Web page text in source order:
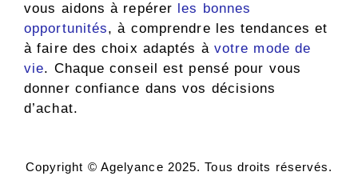
vous aidons à repérer
les bonnes
opportunités, à comprendre les tendances et
à faire des choix adaptés à votre mode de
vie. Chaque conseil est pensé pour vous
donner confiance dans vos décisions
d’achat.
Copyright © Agelyance 2025. Tous droits réservés.